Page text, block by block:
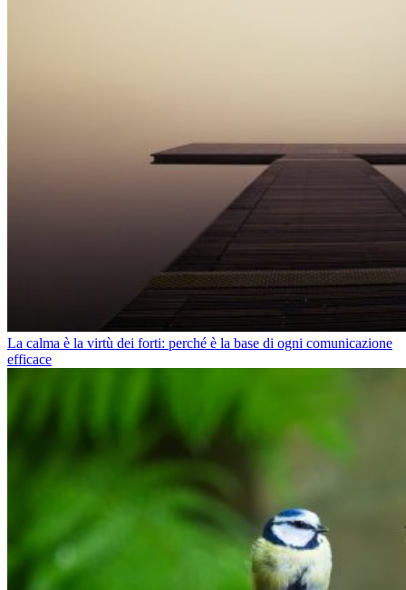
La calma è la virtù dei forti: perché è la base di ogni comunicazione
efficace